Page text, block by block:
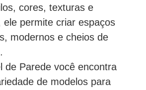
cores, texturas e
ele permite criar espaços
modernos e cheios de
de Parede você encontra
de modelos para